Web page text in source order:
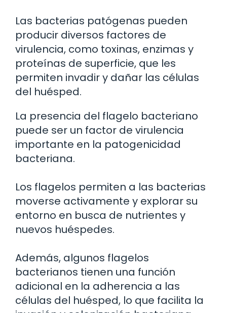
Las bacterias patógenas pueden
producir diversos factores de
virulencia, como toxinas, enzimas y
proteínas de superficie, que les
permiten invadir y dañar las células
del huésped.
La presencia del flagelo bacteriano
puede ser un factor de virulencia
importante en la patogenicidad
bacteriana.
Los flagelos permiten a las bacterias
moverse activamente y explorar su
entorno en busca de nutrientes y
nuevos huéspedes.
Además, algunos flagelos
bacterianos tienen una función
adicional en la adherencia a las
células del huésped, lo que facilita la